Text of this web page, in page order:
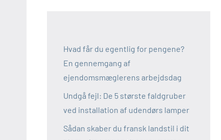
Hvad får du egentlig for pengene?
En gennemgang af
ejendomsmæglerens arbejdsdag
Undgå fejl: De 5 største faldgruber
ved installation af udendørs lamper
Sådan skaber du fransk landstil i dit